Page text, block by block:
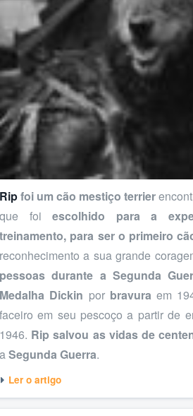
Ripfoi um cão mestiço terrier
que foiescolhido para a
treinamento, para ser o primeiro
reconhecimento a sua grande
pessoas durante a Segunda
Medalha Dickin por bravura em
faceiro em seu pescoço a partir de
1946. Rip salvou as vidas de
aSegunda Guerra.
Ler o artigo